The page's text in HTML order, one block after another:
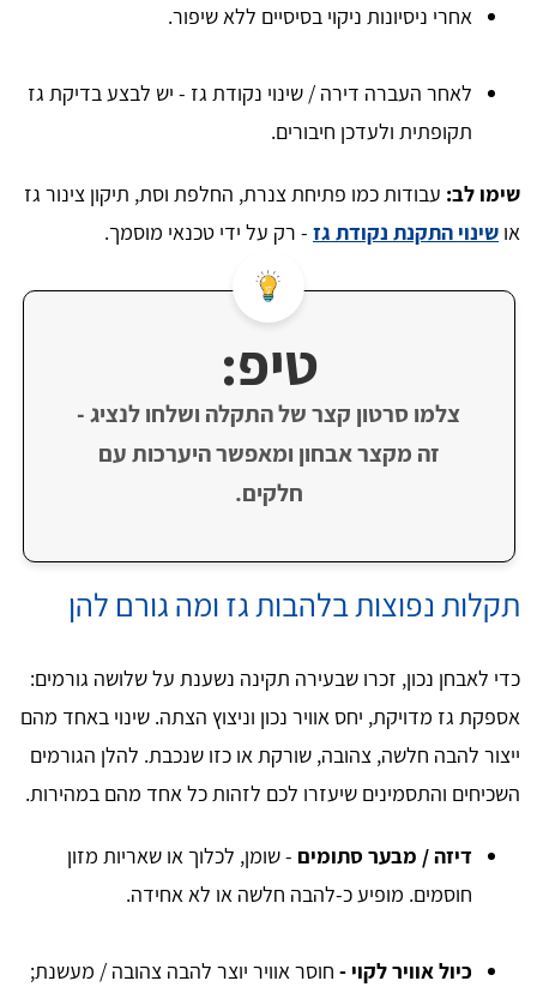
אחרי ניסיונות ניקוי בסיסיים ללא שיפור.
לאחר העברה דירה / שינוי נקודת גז - יש לבצע בדיקת גז
תקופתית ולעדכן חיבורים.
שימו לב: עבודות כמו פתיחת צנרת, החלפת וסת, תיקון צינור גז
או שינוי התקנת נקודת גז - רק על ידי טכנאי מוסמך.
טיפ:
צלמו סרטון קצר של התקלה ושלחו לנציג -
זה מקצר אבחון ומאפשר היערכות עם
חלקים.
תקלות נפוצות בלהבות גז ומה גורם להן
כדי לאבחן נכון, זכרו שבעירה תקינה נשענת על שלושה גורמים:
אספקת גז מדויקת, יחס אוויר נכון וניצוץ הצתה. שינוי באחד מהם
ייצור להבה חלשה, צהובה, שורקת או כזו שנכבת. להלן הגורמים
השכיחים והתסמינים שיעזרו לכם לזהות כל אחד מהם במהירות.
דיזה / מבער סתומים - שומן, לכלוך או שאריות מזון
חוסמים. מופיע כ-להבה חלשה או לא אחידה.
כיול אוויר לקוי - חוסר אוויר יוצר להבה צהובה / מעשנת;